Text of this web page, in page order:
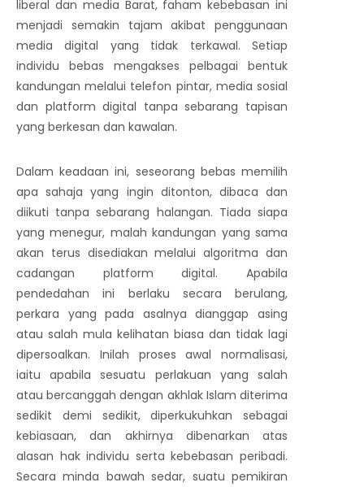
liberal dan media Barat, faham kebebasan ini
menjadi semakin tajam akibat penggunaan
media digital yang tidak terkawal. Setiap
individu bebas mengakses pelbagai bentuk
kandungan melalui telefon pintar, media sosial
dan platform digital tanpa sebarang tapisan
yang berkesan dan kawalan.
Dalam keadaan ini, seseorang bebas memilih
apa sahaja yang ingin ditonton, dibaca dan
diikuti tanpa sebarang halangan. Tiada siapa
yang menegur, malah kandungan yang sama
akan terus disediakan melalui algoritma dan
cadangan platform digital. Apabila
pendedahan ini berlaku secara berulang,
perkara yang pada asalnya dianggap asing
atau salah mula kelihatan biasa dan tidak lagi
dipersoalkan. Inilah proses awal normalisasi,
iaitu apabila sesuatu perlakuan yang salah
atau bercanggah dengan akhlak Islam diterima
sedikit demi sedikit, diperkukuhkan sebagai
kebiasaan, dan akhirnya dibenarkan atas
alasan hak individu serta kebebasan peribadi.
Secara minda bawah sedar, suatu pemikiran